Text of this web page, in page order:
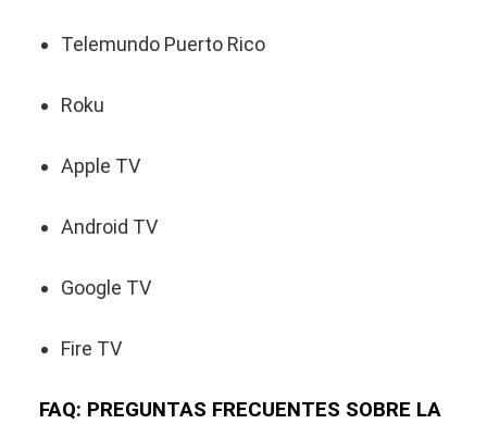
Telemundo Puerto Rico
Roku
Apple TV
Android TV
Google TV
Fire TV
FAQ: PREGUNTAS FRECUENTES SOBRE LA